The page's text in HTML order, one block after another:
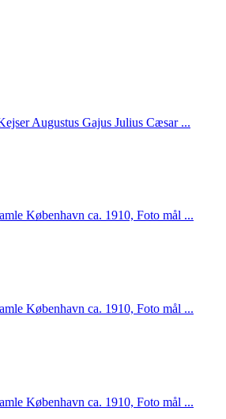
Augustus Gajus Julius Cæsar ...
København ca. 1910, Foto mål ...
København ca. 1910, Foto mål ...
København ca. 1910, Foto mål ...